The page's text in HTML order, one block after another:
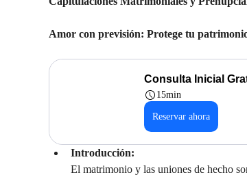
Amor con previsión: Protege tu
Consulta Inicial
15min
Reservar ahora
Introducción:
El matrimonio y las uniones de hecho